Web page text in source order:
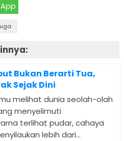
Bukan Berarti Tua,
Sejak Dini
melihat dunia seolah-olah
menyelimuti
terlihat pudar, cahaya
lebih dari...